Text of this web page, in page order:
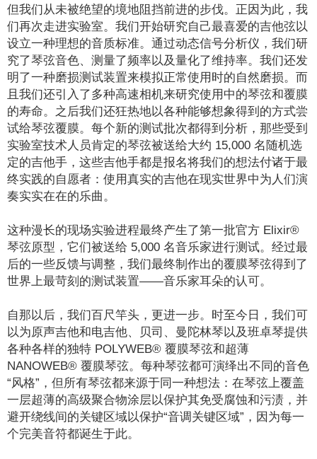
但我们从未被绝望的境地阻挡前进的步伐。正因为此，我
们再次走进实验室。我们开始研究自己最喜爱的吉他弦以
设立一种理想的音质标准。通过动态信号分析仪，我们研
究了琴弦音色、测量了频率以及量化了维持率。我们还发
明了一种磨损测试装置来模拟正常使用时的自然磨损。而
且我们还引入了多种高速相机来研究使用中的琴弦和覆膜
的寿命。之后我们还狂热地以各种能够想象得到的方式尝
试给琴弦覆膜。每个新的测试批次都得到分析，那些受到
实验室技术人员肯定的琴弦被送给大约 15,000 名随机选
定的吉他手，这些吉他手都是报名将我们的想法付诸于最
终实践的自愿者：使用真实的吉他在现实世界中为人们演
奏实实在在的乐曲。
这种漫长的现场实验进程最终产生了第一批官方 Elixir®
琴弦原型，它们被送给 5,000 名音乐家进行测试。经过最
后的一些反馈与调整，我们最终制作出的覆膜琴弦得到了
世界上最苛刻的测试装置——音乐家耳朵的认可。
自那以后，我们百尺竿头，更进一步。时至今日，我们可
以为原声吉他和电吉他、贝司、曼陀林琴以及班卓琴提供
各种各样的独特 POLYWEB® 覆膜琴弦和超薄
NANOWEB® 覆膜琴弦。每种琴弦都可演绎出不同的音色
“风格”，但所有琴弦都来源于同一种想法：在琴弦上覆盖
一层超薄的高级聚合物涂层以保护其免受腐蚀和污渍，并
避开绕线间的关键区域以保护“音调关键区域”，因为每一
个完美音符都诞生于此。